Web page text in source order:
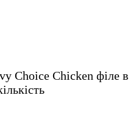
Choice Chicken філе в